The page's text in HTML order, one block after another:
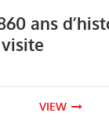
ans
VIEW